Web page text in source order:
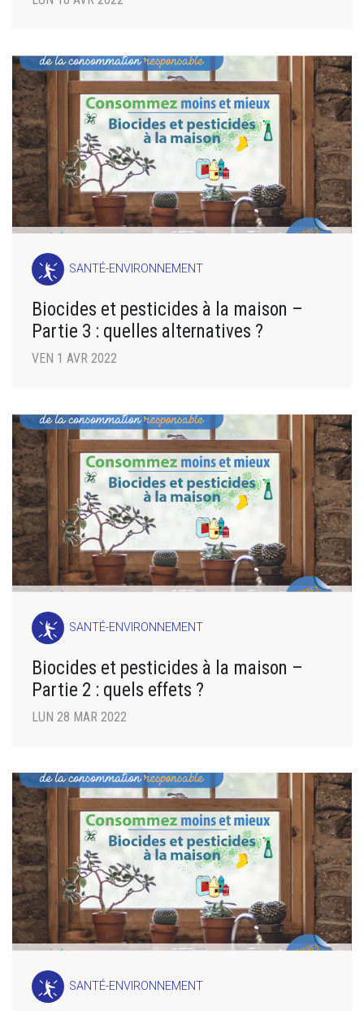
SANTÉ-ENVIRONNEMENT
Biocides et pesticides à la maison –
Partie 3 : quelles alternatives ?
VEN 1 AVR 2022
SANTÉ-ENVIRONNEMENT
Biocides et pesticides à la maison –
Partie 2 : quels effets ?
LUN 28 MAR 2022
SANTÉ-ENVIRONNEMENT